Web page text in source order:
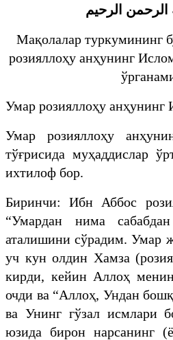
الرحمن الرحيم
Мақолалар туркумининг
розияллоҳу анҳунинг
Умар розияллоҳу
Умар розияллоҳу
тўғрисида муҳаддислар
ихтилоф бор.
Биринчи: Ибн Аббос
“Умардан нима
аталишини сўрадим. Умар
уч кун олдин Хамза
кирди, кейин Аллоҳ
очди ва “Аллоҳ, Ундан
ва Унинг гўзал исмлари
юзида бирон нарсанинг